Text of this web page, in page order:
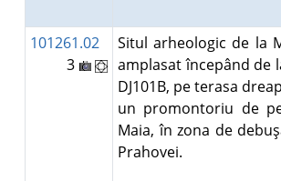
101261.02
3
Situl arheologic de la
amplasat începând de
DJ101B, pe terasa
un promontoriu de
Maia, în zona de
Prahovei.